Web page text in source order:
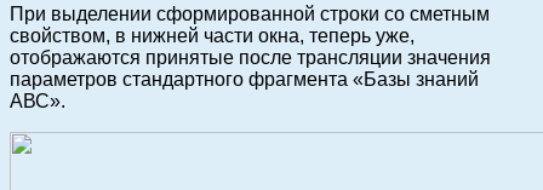
При выделении сформированной строки со сметным
свойством, в нижней части окна, теперь уже,
отображаются принятые после трансляции значения
параметров стандартного фрагмента «Базы знаний
АВС».